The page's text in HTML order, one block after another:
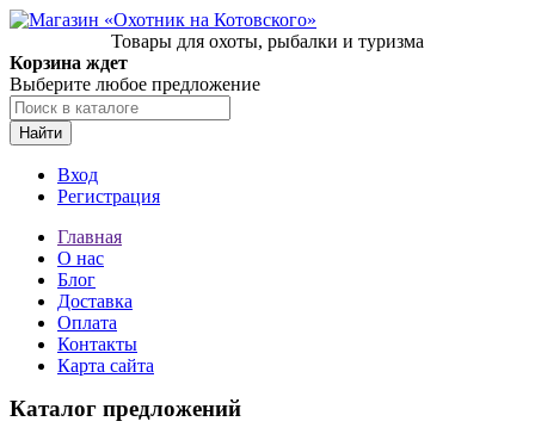
Товары для охоты, рыбалки и туризма
Корзина ждет
Выберите любое предложение
Найти
Вход
Регистрация
Главная
О нас
Блог
Доставка
Оплата
Контакты
Карта сайта
Каталог предложений